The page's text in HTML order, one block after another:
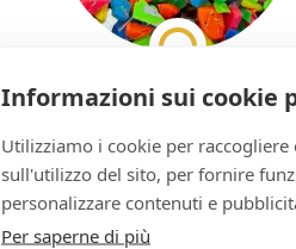
Informazioni sui cookie
Utilizziamo i cookie per
sull'utilizzo del sito, per fornire
personalizzare contenuti e
Per saperne di più
Plastica